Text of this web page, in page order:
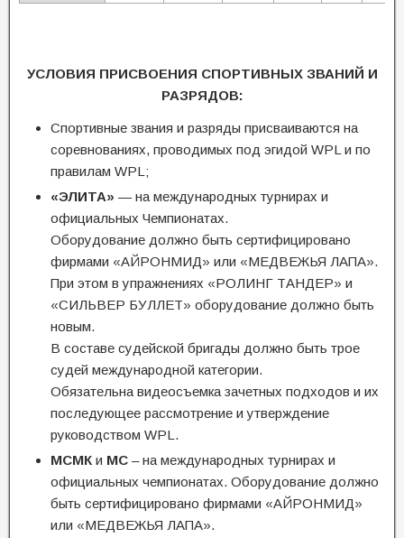
УСЛОВИЯ ПРИСВОЕНИЯ СПОРТИВНЫХ ЗВАНИЙ И
РАЗРЯДОВ:
Спортивные звания и разряды присваиваются на
соревнованиях, проводимых под эгидой WPL и по
правилам WPL;
«ЭЛИТА» — на международных турнирах и
официальных Чемпионатах.
Оборудование должно быть сертифицировано
фирмами «АЙРОНМИД» или «МЕДВЕЖЬЯ ЛАПА».
При этом в упражнениях «РОЛИНГ ТАНДЕР» и
«СИЛЬВЕР БУЛЛЕТ» оборудование должно быть
новым.
В составе судейской бригады должно быть трое
судей международной категории.
Обязательна видеосъемка зачетных подходов и их
последующее рассмотрение и утверждение
руководством WPL.
МСМК и МС – на международных турнирах и
официальных чемпионатах. Оборудование должно
быть сертифицировано фирмами «АЙРОНМИД»
или «МЕДВЕЖЬЯ ЛАПА».